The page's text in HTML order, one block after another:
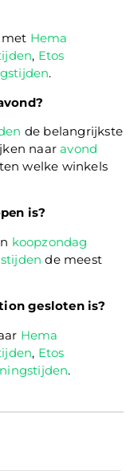
met Hema
, Etos
.
de belangrijkste
naaravond
welke winkels
is?
koopzondag
de meest
gesloten is?
Hema
, Etos
.